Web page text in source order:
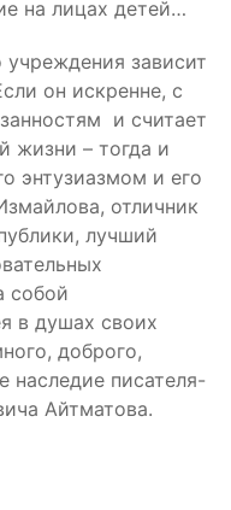
на лицах детей…
учреждения зависит
он искренне, с
и считает
жизни – тогда и
энтузиазмом и его
отличник
лучший
собой
в душах своих
доброго,
наследие писателя-
Айтматова.